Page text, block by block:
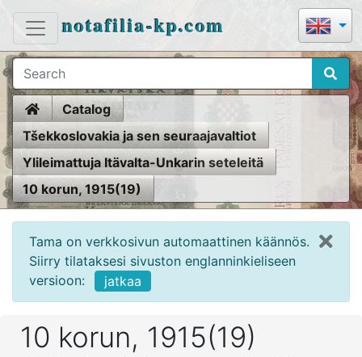
notafilia-kp.com
HomeCatalog
Tšekkoslovakia ja sen seuraajavaltiot
Ylileimattuja Itävalta-Unkarin seteleitä
10 korun, 1915(19)
Tama on verkkosivun automaattinen käännös.
Siirry tilataksesi sivuston englanninkieliseen
versioon:
jatkaa
10 korun, 1915(19)